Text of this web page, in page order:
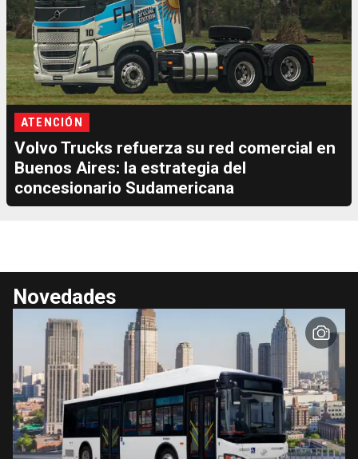
ATENCIÓN
Volvo Trucks refuerza su red comercial en
Buenos Aires: la estrategia del
concesionario Sudamericana
Novedades